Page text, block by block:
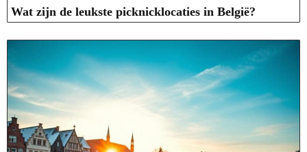
Wat zijn de leukste picknicklocaties in België?